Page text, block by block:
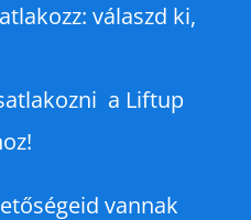
válaszd ki,
a Liftup
vannak